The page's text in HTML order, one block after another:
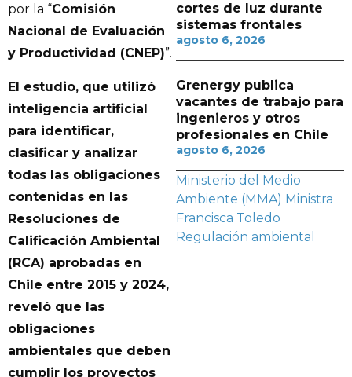
por la “Comisión
Nacional de Evaluación
y Productividad (CNEP)”.
El estudio, que utilizó
inteligencia artificial
para identificar,
clasificar y analizar
todas las obligaciones
contenidas en las
Resoluciones de
Calificación Ambiental
(RCA) aprobadas en
Chile entre 2015 y 2024,
reveló que las
obligaciones
ambientales que deben
cumplir los proyectos
cortes de luz durante
sistemas frontales
agosto 6, 2026
Grenergy publica
vacantes de trabajo para
ingenieros y otros
profesionales en Chile
agosto 6, 2026
Ministerio del Medio
Ambiente (MMA) Ministra
Francisca Toledo
Regulación ambiental